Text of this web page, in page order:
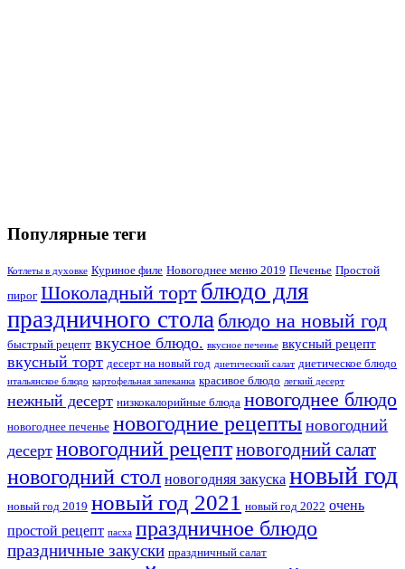
Популярные теги
Котлеты в духовке Куриное филе Новогоднее меню 2019 Печенье Простой
пирог Шоколадный торт блюдо для
праздничного стола блюдо на новый год
быстрый рецепт вкусное блюдо. вкусное печенье вкусный рецепт
вкусный торт десерт на новый год диетический салат диетическое блюдо
итальянское блюдо картофельная запеканка красивое блюдо легкий десерт
нежный десерт низкокалорийные блюда новогоднее блюдо
новогоднее печенье новогодние рецепты новогодний
десерт новогодний рецептновогодний салат
новогодний стол новогодняя закуска новый год
новый год 2019 новый год 2021 новый год 2022 очень
простой рецепт пасха праздничное блюдо
праздничные закуски праздничный салат